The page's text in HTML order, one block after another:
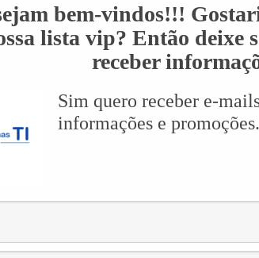
os dois cursos juntos, ou seja, Intermediário e
Hotmart
bem-vindos!!!
lista vip? Então deixe
receber
Sim quero receber e-
informações e promoções.